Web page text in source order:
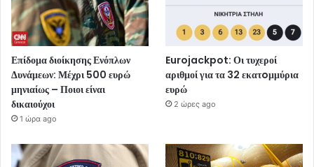
Επίδομα διοίκησης Ενόπλων
Δυνάμεων: Μέχρι 500 ευρώ
μηνιαίως – Ποιοι είναι
δικαιούχοι
1 ώρα ago
Eurojackpot: Οι τυχεροί
αριθμοί για τα 32 εκατoμμύρια
ευρώ
2 ώρες ago